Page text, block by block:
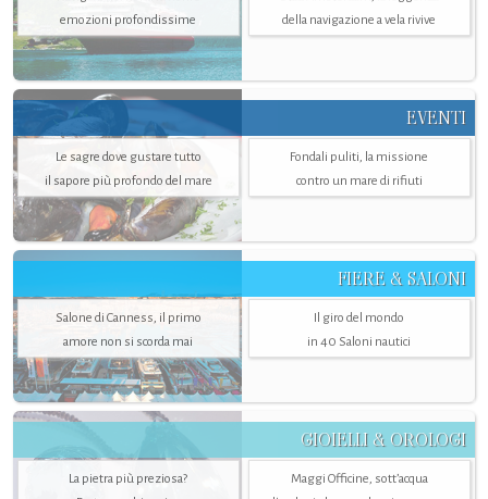
emozioni profondissime
della navigazione a vela rivive
EVENTI
Le sagre dove gustare tutto
il sapore più profondo del mare
Fondali puliti, la missione
contro un mare di rifiuti
FIERE & SALONI
Salone di Canness, il primo
amore non si scorda mai
Il giro del mondo
in 40 Saloni nautici
GIOIELLI & OROLOGI
La pietra più preziosa?
Maggi Officine, sott’acqua